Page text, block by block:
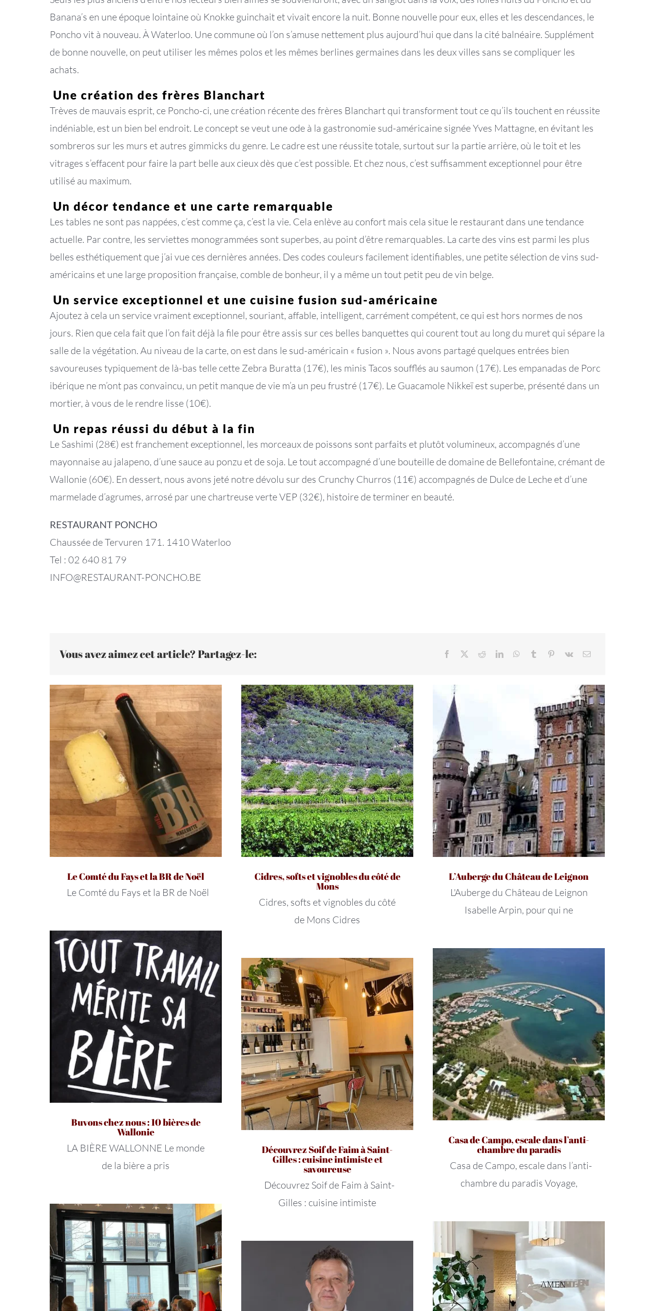
Banana’s en une époque lointaine où Knokke guinchait et vivait encore la nuit. Bonne nouvelle pour eux, elles et les descendances, le
Poncho vit à nouveau. À Waterloo. Une commune où l’on s’amuse nettement plus aujourd’hui que dans la cité balnéaire. Supplément
de bonne nouvelle, on peut utiliser les mêmes polos et les mêmes berlines germaines dans les deux villes sans se compliquer les
achats.
Une création des frères Blanchart
Trèves de mauvais esprit, ce Poncho-ci, une création récente des frères Blanchart qui transforment tout ce qu’ils touchent en réussite
indéniable, est un bien bel endroit. Le concept se veut une ode à la gastronomie sud-américaine signée Yves Mattagne, en évitant les
sombreros sur les murs et autres gimmicks du genre. Le cadre est une réussite totale, surtout sur la partie arrière, où le toit et les
vitrages s’effacent pour faire la part belle aux cieux dès que c’est possible. Et chez nous, c’est suffisamment exceptionnel pour être
utilisé au maximum.
Un décor tendance et une carte remarquable
Les tables ne sont pas nappées, c’est comme ça, c’est la vie. Cela enlève au confort mais cela situe le restaurant dans une tendance
actuelle. Par contre, les serviettes monogrammées sont superbes, au point d’être remarquables. La carte des vins est parmi les plus
belles esthétiquement que j’ai vue ces dernières années. Des codes couleurs facilement identifiables, une petite sélection de vins sud-
américains et une large proposition française, comble de bonheur, il y a même un tout petit peu de vin belge.
Un service exceptionnel et une cuisine fusion sud-américaine
Ajoutez à cela un service vraiment exceptionnel, souriant, affable, intelligent, carrément compétent, ce qui est hors normes de nos
jours. Rien que cela fait que l’on fait déjà la file pour être assis sur ces belles banquettes qui courent tout au long du muret qui sépare la
salle de la végétation. Au niveau de la carte, on est dans le sud-américain « fusion ». Nous avons partagé quelques entrées bien
savoureuses typiquement de là-bas telle cette Zebra Buratta (17€), les minis Tacos soufflés au saumon (17€). Les empanadas de Porc
ibérique ne m’ont pas convaincu, un petit manque de vie m’a un peu frustré (17€). Le Guacamole Nikkeï est superbe, présenté dans un
mortier, à vous de le rendre lisse (10€).
Un repas réussi du début à la fin
Le Sashimi (28€) est franchement exceptionnel, les morceaux de poissons sont parfaits et plutôt volumineux, accompagnés d’une
mayonnaise au jalapeno, d’une sauce au ponzu et de soja. Le tout accompagné d’une bouteille de domaine de Bellefontaine, crémant de
Wallonie (60€). En dessert, nous avons jeté notre dévolu sur des Crunchy Churros (11€) accompagnés de Dulce de Leche et d’une
marmelade d’agrumes, arrosé par une chartreuse verte VEP (32€), histoire de terminer en beauté.
RESTAURANT PONCHO
Chaussée de Tervuren 171. 1410 Waterloo
Tel : 02 640 81 79
‍INFO@RESTAURANT-PONCHO.BE
Vous avez aimez cet article? Partagez-le:
Le Comté du Fays et la BR de Noël
Le Comté du Fays et la BR de Noël
Cidres, softs et vignobles du côté de
Mons
Cidres, softs et vignobles du côté
de Mons Cidres
L’Auberge du Château de Leignon
L'Auberge du Château de Leignon
Isabelle Arpin, pour qui ne
Buvons chez nous : 10 bières de
Wallonie
LA BIÈRE WALLONNE Le monde
de la bière a pris
Casa de Campo, escale dans l’anti-
chambre du paradis
Casa de Campo, escale dans l’anti-
chambre du paradis Voyage,
Découvrez Soif de Faim à Saint-
Gilles : cuisine intimiste et
savoureuse
Découvrez Soif de Faim à Saint-
Gilles : cuisine intimiste